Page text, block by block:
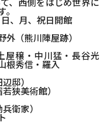
。
、月、祝日開館
（熊川陣屋跡）
屋穣・中川猛・長谷光
根秀信・羅入
邸）
狭美術館）
衛家）